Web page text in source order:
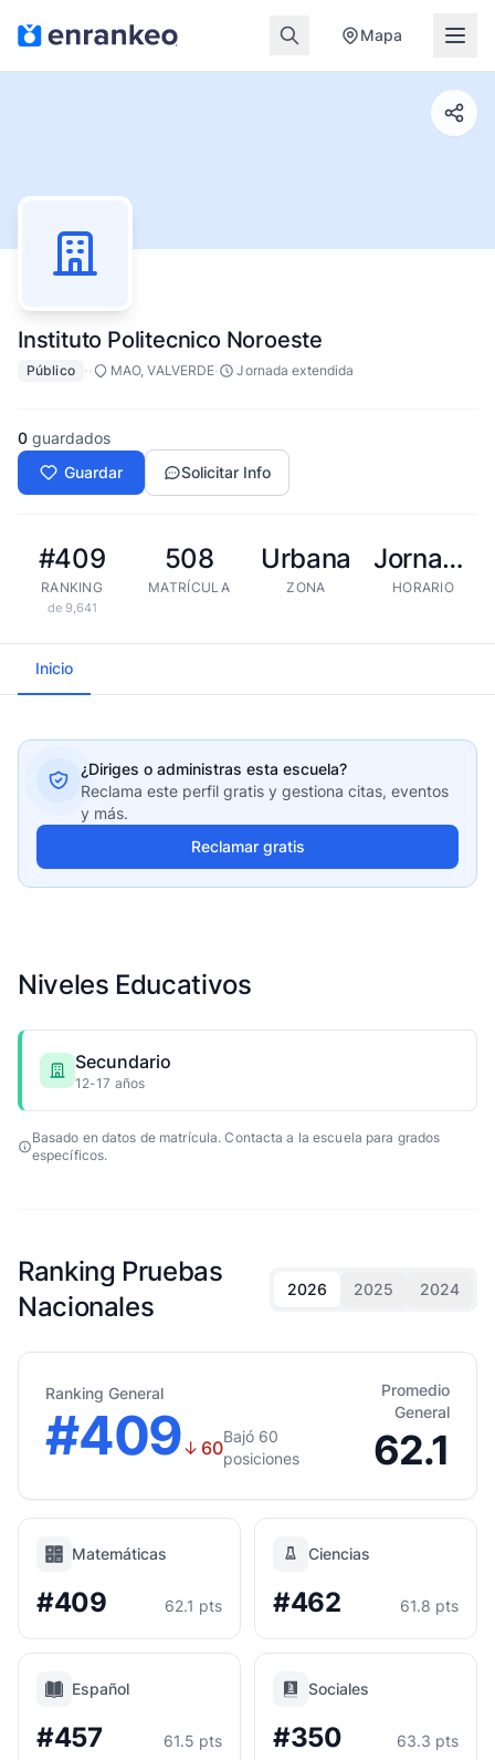
Mapa
Instituto Politecnico Noroeste
Público ·· MAO, VALVERDE· Jornada extendida
0 guardados
Guardar
Solicitar Info
#409
RANKING
de 9,641
508
MATRÍCULA
Urbana
ZONA
Jornada extendida
HORARIO
Inicio
¿Diriges o administras esta escuela?
Reclama este perfil gratis y gestiona citas, eventos
y más.
Reclamar gratis
Niveles Educativos
Secundario
12-17 años
Basado en datos de matrícula. Contacta a la escuela para grados
específicos.
Ranking Pruebas
Nacionales
2026 2025 2024
Ranking General
#409↓ 60
Bajó 60
posiciones
Promedio
General
62.1
Matemáticas
#409 62.1 pts
Ciencias
#462 61.8 pts
Español
#457 61.5 pts
Sociales
#350 63.3 pts